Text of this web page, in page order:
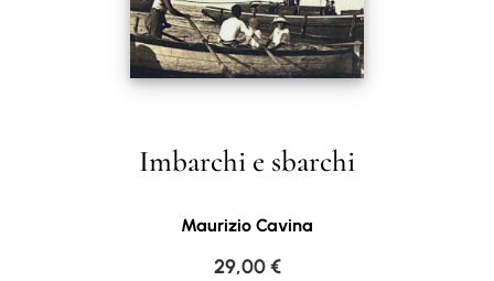
Imbarchi e sbarchi
Maurizio Cavina
29,00€